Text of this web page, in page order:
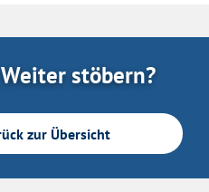
stöbern?
zur Übersicht